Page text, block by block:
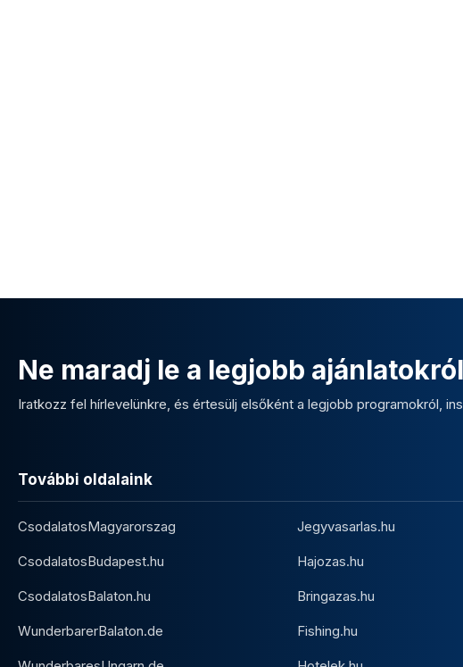
Ne maradj le a legjobb
Iratkozz fel hírlevelünkre, és értesülj elsőként a legjobb programokról,
További oldalaink
CsodalatosMagyarorszag
CsodalatosBudapest.hu
CsodalatosBalaton.hu
WunderbarerBalaton.de
Jegyvasarlas.hu
Hajozas.hu
Bringazas.hu
Fishing.hu